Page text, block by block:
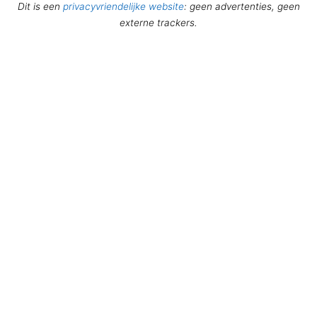
Dit is een privacyvriendelijke website: geen advertenties, geen
externe trackers.